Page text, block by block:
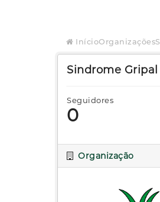
InícioOrganizações
Sindrome Gripal
Seguidores
0
Organização